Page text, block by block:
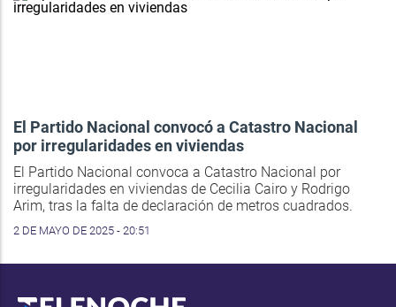
El Partido Nacional convocó a Catastro Nacional
por irregularidades en viviendas
El Partido Nacional convoca a Catastro Nacional por
irregularidades en viviendas de Cecilia Cairo y Rodrigo
Arim, tras la falta de declaración de metros cuadrados.
2 DE MAYO DE 2025 - 20:51